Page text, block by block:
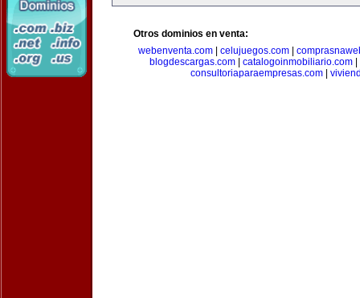
Otros dominios en venta:
webenventa.com| celujuegos.com|
blogdescargas.com| catalogoinmobiliario.com|
consultoriaparaempresas.com|